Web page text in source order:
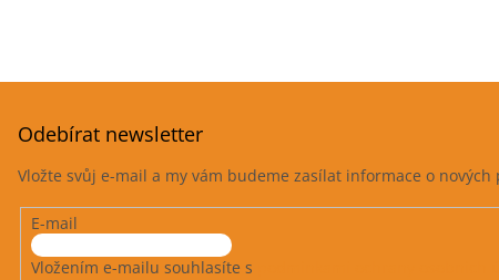
Odebírat newsletter
Vložte svůj e-mail a my vám budeme zasílat informace o
E-mail
Vložením e-mailu souhlasíte s